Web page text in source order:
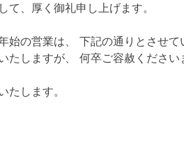
、厚く御礼申し上げます。
始の営業は、 下記の通りとさせて
たしますが、 何卒ご容赦ください
たします。